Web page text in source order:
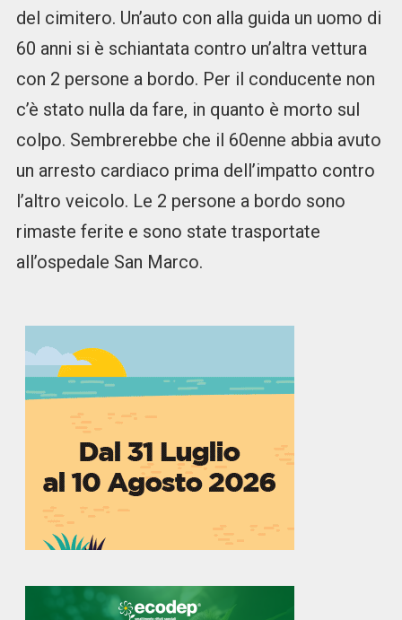
del cimitero. Un’auto con alla guida un uomo di
60 anni si è schiantata contro un’altra vettura
con 2 persone a bordo. Per il conducente non
c’è stato nulla da fare, in quanto è morto sul
colpo. Sembrerebbe che il 60enne abbia avuto
un arresto cardiaco prima dell’impatto contro
l’altro veicolo. Le 2 persone a bordo sono
rimaste ferite e sono state trasportate
all’ospedale San Marco.